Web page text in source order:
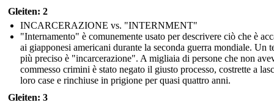
Gleiten: 2
INCARCERAZIONE vs. "INTERNMENT"
"Internamento" è comunemente usato per descrivere ciò che è
ai giapponesi americani durante la seconda guerra mondiale. Un
più preciso è "incarcerazione". A migliaia di persone che non
commesso crimini è stato negato il giusto processo, costrette a
loro case e rinchiuse in prigione per quasi quattro anni.
Gleiten: 3